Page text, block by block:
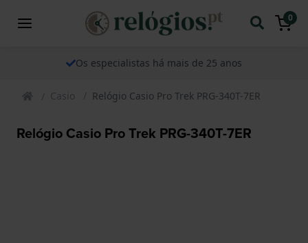
0
Os especialistas há mais de 25 anos
Casio Relógio Casio Pro Trek PRG-340T-7ER
Relógio Casio Pro Trek PRG-340T-7ER